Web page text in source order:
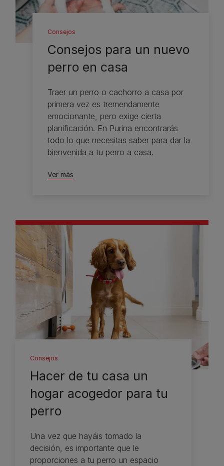
Consejos
Consejos para un nuevo
perro en casa
Traer un perro o cachorro a casa por
primera vez es tremendamente
emocionante, pero exige cierta
planificación. En Purina encontrarás
todo lo que necesitas saber para dar la
bienvenida a tu perro a casa.
Ver más
Consejos
Hacer de tu casa un
hogar acogedor para tu
perro
Una vez que hayáis tomado la
decisión, es importante que le
proporciones a tu perro un espacio